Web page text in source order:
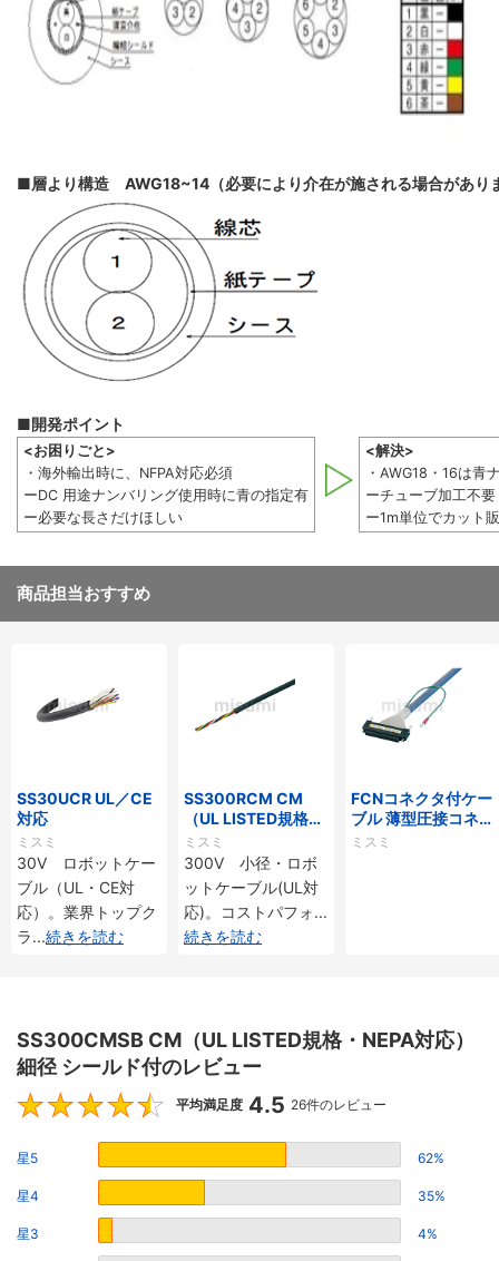
■層より構造 AWG18~14（必要により介在が施される場合があり
■開発ポイント
<お困りごと>
・海外輸出時に、NFPA対応必須
ーDC 用途ナンバリング使用時に青の指定有
ー必要な長さだけほしい
<解決>
・AWG18・16は青
ーチューブ加工不要
ー1m単位でカット
商品担当おすすめ
SS30UCR UL／CE
対応
ミスミ
30V ロボットケー
ブル（UL・CE対
応）。業界トップク
ラ...続きを読む
SS300RCM CM
（UL LISTED規格・
NEPA対応） 小径
ミスミ
300V 小径・ロボ
ットケーブル(UL対
応)。コストパフォ...
続きを読む
FCNコネクタ付ケー
ブル 薄型圧接コネク
タタイプ
ミスミ
SS300CMSB CM（UL LISTED規格・NEPA対応）
細径 シールド付のレビュー
4.5
平均満足度 4.5 26件のレビュー
星5 62%
星4 35%
星3 4%